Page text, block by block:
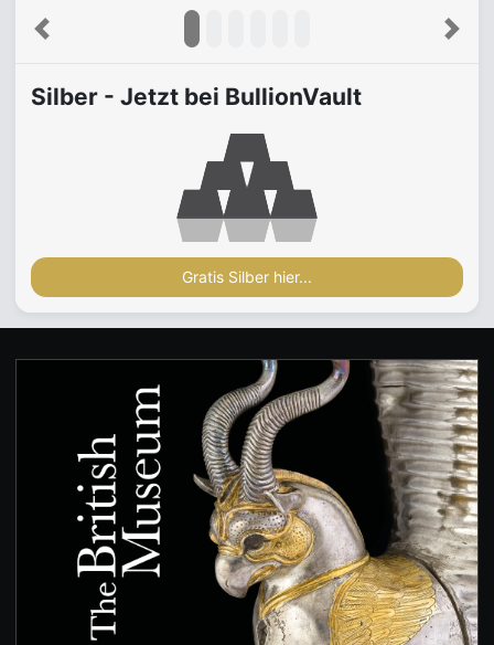
Previous Next
Silber - Jetzt bei BullionVault
Gratis Silber hier...